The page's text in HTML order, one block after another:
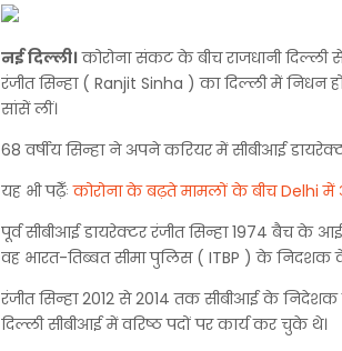
नई दिल्ली।कोरोना संकट के बीच राजधानी
रंजीत सिन्हा ( Ranjit Sinha ) का दिल्ली में निधन
सांसें लीं।
68 वर्षीय सिन्हा ने अपने करियर में सीबीआई
यह भी पढ़ेँःकोरोना के बढ़ते मामलों के बीच Delhi
पूर्व सीबीआई डायरेक्टर रंजीत सिन्हा 1974 बैच
वह भारत-तिब्बत सीमा पुलिस ( ITBP ) के निदशक
रंजीत सिन्हा 2012 से 2014 तक सीबीआई के
दिल्ली सीबीआई में वरिष्ठ पदों पर कार्य कर चुके थे।